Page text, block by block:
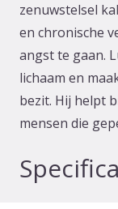
zenuwstelsel
en chronische
angst te gaan.
lichaam en
bezit. Hij helpt
mensen die